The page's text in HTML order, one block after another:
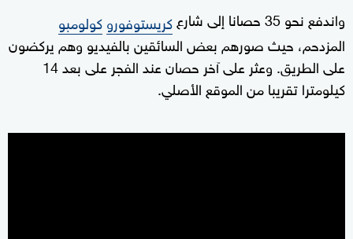
واندفع نحو 35 حصانا إلى شارع
كريستوفوروكولومبو
المزدحم، حيث صورهم بعض السائقين بالفيديو وهم يركضون
على الطريق. وعثر على آخر حصان ‌عند الفجر على بعد 14
‌كيلومترا ⁠تقريبا من الموقع الأصلي.